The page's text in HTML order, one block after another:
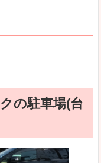
の駐車場(台